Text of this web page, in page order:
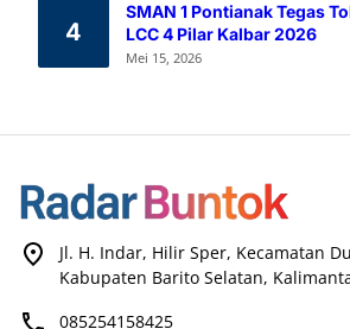
4
SMAN 1 Pontianak Tegas
LCC 4 Pilar Kalbar 2026
Mei 15, 2026
Jl. H. Indar, Hilir Sper, Kecamatan
Kabupaten Barito Selatan,
085254158425